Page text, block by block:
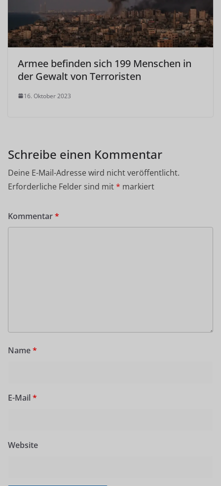
Armee befinden sich 199 Menschen in
der Gewalt von Terroristen
16. Oktober 2023
Schreibe einen Kommentar
Deine E-Mail-Adresse wird nicht veröffentlicht.
Erforderliche Felder sind mit* markiert
Kommentar*
Name*
E-Mail *
Website